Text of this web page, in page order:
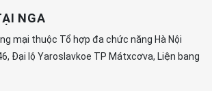
NGA
mại thuộc Tổ hợp đa chức năng Hà Nội
Đại lộ Yaroslavkoe TP Mátxcơva, Liện bang